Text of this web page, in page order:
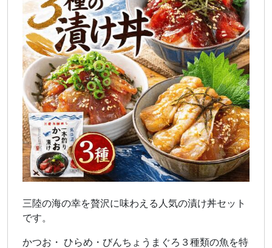
三陸の海の幸を贅沢に味わえる人気の漬け丼セット
です。
かつお・ ひらめ・びんちょうまぐろ３種類の魚を特